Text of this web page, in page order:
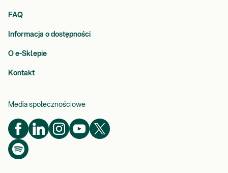
FAQ
Informacja o dostępności
O e-Sklepie
Kontakt
Media społecznościowe